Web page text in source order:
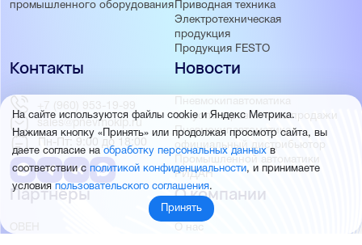
промышленного оборудования Приводная техника
Электротехническая
продукция
Продукция FESTO
Новости
Пневмокипавтоматика
запустила розничные продажи
Пневмокипавтоматика –
официальный дистрибьютор
Промышленной автоматики
РИДАН
Партнёры
ОВЕН
О компании
О нас
Контакты
+7 (960) 953-19-99
sales@pnevmokip.ru
Пн-Пт: 9:00 до 18:00
На сайте используются файлы cookie и Яндекс Метрика.
Нажимая кнопку «Принять» или продолжая просмотр сайта, вы
даете согласие наобработку персональных данных в
соответствии с политикой конфиденциальности, и принимаете
условия пользовательского соглашения.
Принять